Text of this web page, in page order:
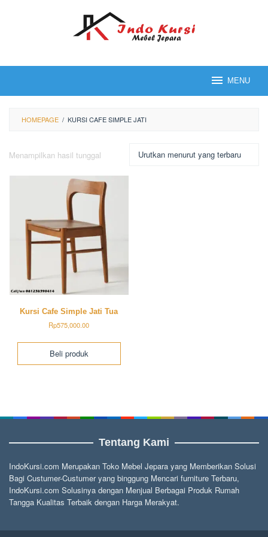
MENU
HOMEPAGE / KURSI CAFE SIMPLE JATI
Menampilkan hasil tunggal
Kursi Cafe Simple Jati Tua
Rp575,000.00
Beli produk
Tentang Kami
IndoKursi.com Merupakan Toko Mebel Jepara yang Memberikan Solusi
Bagi Custumer-Custumer yang binggung Mencari furniture Terbaru,
IndoKursi.com Solusinya dengan Menjual Berbagai Produk Rumah
Tangga Kualitas Terbaik dengan Harga Merakyat.